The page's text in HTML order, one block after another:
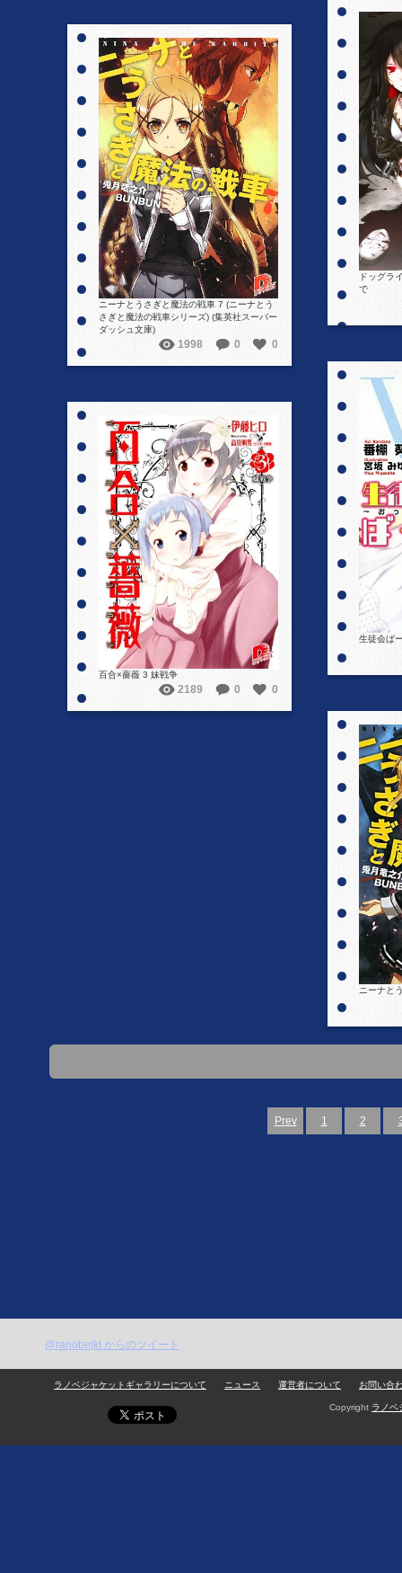
ドッグラ
で
詳細を見る
ニーナとうさぎと魔法の戦車 7 (ニーナとう
さぎと魔法の戦車シリーズ) (集英社スーパー
ダッシュ文庫)
1998 0 0
生徒会ば
詳細を見る
百合×薔薇 3 妹戦争
2189 0 0
ニーナと
Prev 1 2
@ranobejkt からのツイート
ラノベジャケットギャラリーについて ニュース 運営者について お問い合
Copyright ラノベ